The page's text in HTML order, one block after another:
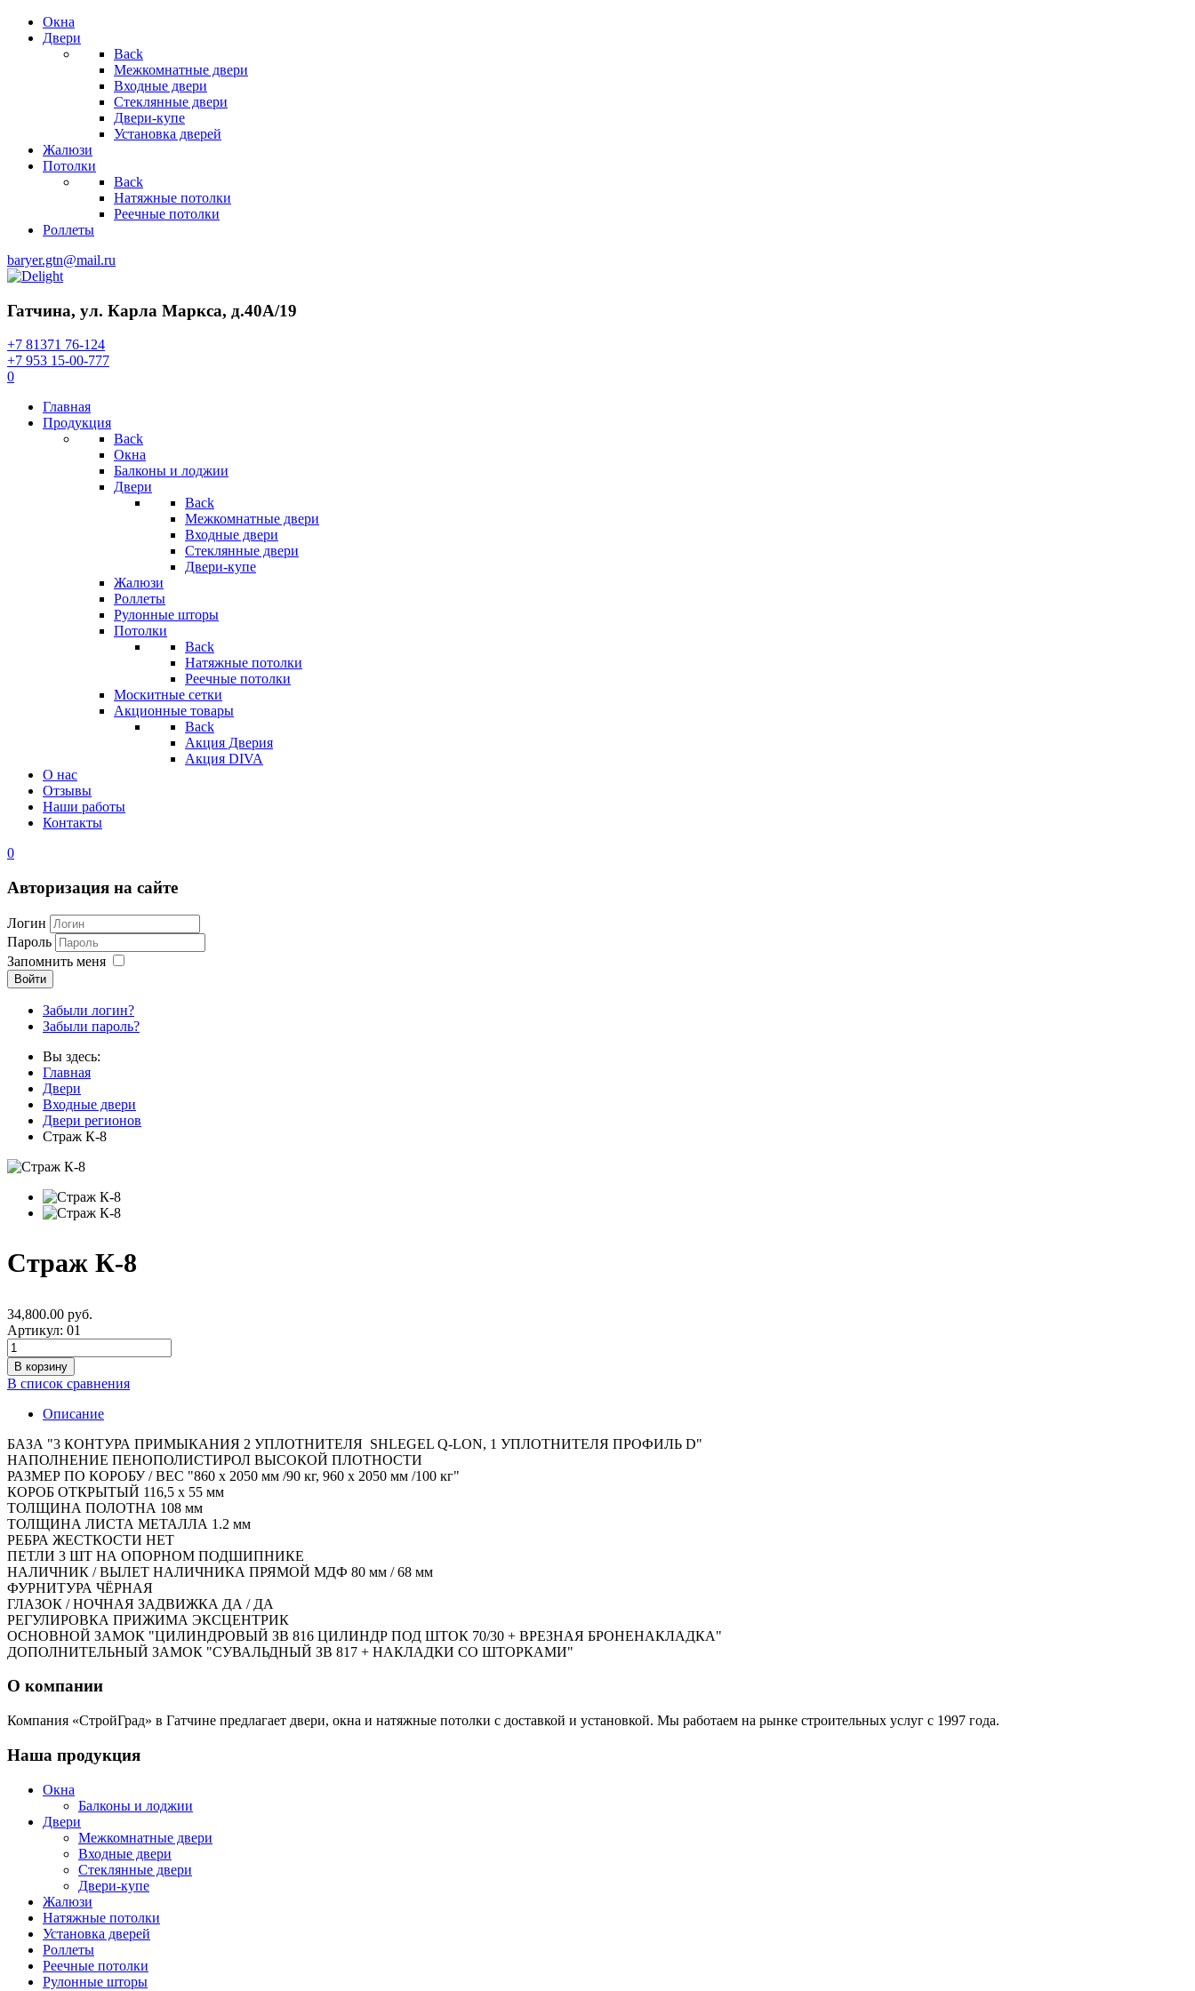
Окна
Двери
Back
Межкомнатные двери
Входные двери
Стеклянные двери
Двери-купе
Установка дверей
Жалюзи
Потолки
Back
Натяжные потолки
Реечные потолки
Роллеты
baryer.gtn@mail.ru
Гатчина, ул. Карла Маркса, д.40А/19
+7 81371 76-124
+7 953 15-00-777
0
Главная
Продукция
Back
Окна
Балконы и лоджии
Двери
Back
Межкомнатные двери
Входные двери
Стеклянные двери
Двери-купе
Жалюзи
Роллеты
Рулонные шторы
Потолки
Back
Натяжные потолки
Реечные потолки
Москитные сетки
Акционные товары
Back
Акция Дверия
Акция DIVA
О нас
Отзывы
Наши работы
Контакты
0
Авторизация на сайте
Логин
Пароль
Запомнить меня
Войти
Забыли логин?
Забыли пароль?
Вы здесь:
Главная
Двери
Входные двери
Двери регионов
Страж К-8
Страж К-8
34,800.00 руб.
Артикул: 01
В список сравнения
Описание
БАЗА "3 КОНТУРА ПРИМЫКАНИЯ 2 УПЛОТНИТЕЛЯ SHLEGEL Q-LON, 1 УПЛОТНИТЕЛЯ ПРОФИЛЬ D"
НАПОЛНЕНИЕ ПЕНОПОЛИСТИРОЛ ВЫСОКОЙ ПЛОТНОСТИ
РАЗМЕР ПО КОРОБУ / ВЕС "860 х 2050 мм /90 кг, 960 х 2050 мм /100 кг"
КОРОБ ОТКРЫТЫЙ 116,5 х 55 мм
ТОЛЩИНА ПОЛОТНА 108 мм
ТОЛЩИНА ЛИСТА МЕТАЛЛА 1.2 мм
РЕБРА ЖЕСТКОСТИ НЕТ
ПЕТЛИ 3 ШТ НА ОПОРНОМ ПОДШИПНИКЕ
НАЛИЧНИК / ВЫЛЕТ НАЛИЧНИКА ПРЯМОЙ МДФ 80 мм / 68 мм
ФУРНИТУРА ЧЁРНАЯ
ГЛАЗОК / НОЧНАЯ ЗАДВИЖКА ДА / ДА
РЕГУЛИРОВКА ПРИЖИМА ЭКСЦЕНТРИК
ОСНОВНОЙ ЗАМОК "ЦИЛИНДРОВЫЙ ЗВ 816 ЦИЛИНДР ПОД ШТОК 70/30 + ВРЕЗНАЯ БРОНЕНАКЛАДКА"
ДОПОЛНИТЕЛЬНЫЙ ЗАМОК "СУВАЛЬДНЫЙ ЗВ 817 + НАКЛАДКИ СО ШТОРКАМИ"
О компании
Компания «СтройГрад» в Гатчине предлагает двери, окна и натяжные потолки с доставкой и установкой. Мы работаем на рынке строительных услуг с 1997 года.
Наша продукция
Окна
Балконы и лоджии
Двери
Межкомнатные двери
Входные двери
Стеклянные двери
Двери-купе
Жалюзи
Натяжные потолки
Установка дверей
Роллеты
Реечные потолки
Рулонные шторы